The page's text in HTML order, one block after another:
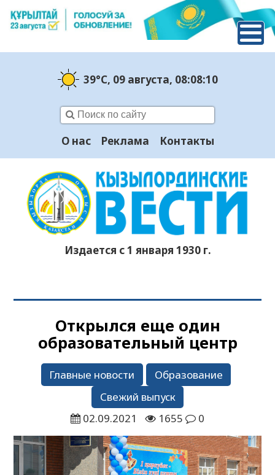
39°C, 09 августа, 08:08:11
О нас Реклама Контакты
Издается с 1 января 1930 г.
Открылся еще один
образовательный центр
Главные новости
Образование
Свежий выпуск
02.09.2021
1655 0